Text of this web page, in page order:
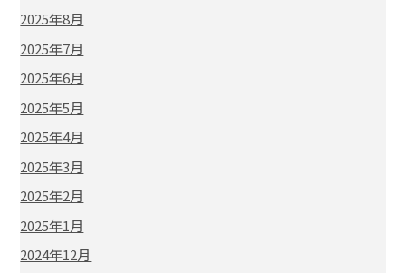
2025年8月
2025年7月
2025年6月
2025年5月
2025年4月
2025年3月
2025年2月
2025年1月
2024年12月